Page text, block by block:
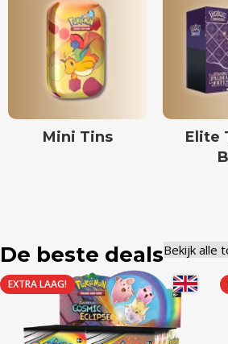
Mini Tins
Elite
De beste dealsBekijk alle
EXTRA LAAG!